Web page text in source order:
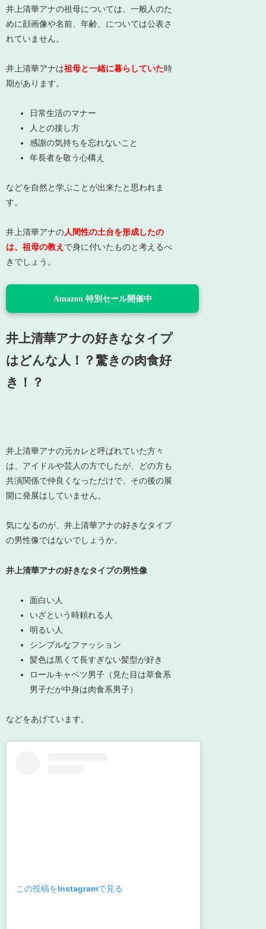
井上清華アナの祖母については、一般人のた
めに顔画像や名前、年齢、については公表さ
れていません。
井上清華アナは祖母と一緒に暮らしていた時
期があります。
日常生活のマナー
人との接し方
感謝の気持ちを忘れないこと
年長者を敬う心構え
などを自然と学ぶことが出来たと思われま
す。
井上清華アナの人間性の土台を形成したの
は、祖母の教え で身に付いたものと考えるべ
きでしょう。
Amazon 特別セール開催中
井上清華アナの好きなタイプ
はどんな人！？驚きの肉食好
き！？
井上清華アナの元カレと呼ばれていた方々
は、アイドルや芸人の方でしたが、どの方も
共演関係で仲良くなっただけで、その後の展
開に発展はしていません。
気になるのが、井上清華アナの好きなタイプ
の男性像ではないでしょうか。
井上清華アナの好きなタイプの男性像
面白い人
いざという時頼れる人
明るい人
シンプルなファッション
髪色は黒くて長すぎない髪型が好き
ロールキャベツ男子（見た目は草食系
男子だが中身は肉食系男子）
などをあげています。
この投稿をInstagramで見る